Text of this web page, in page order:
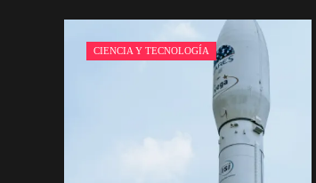
CIENCIA Y TECNOLOGÍA